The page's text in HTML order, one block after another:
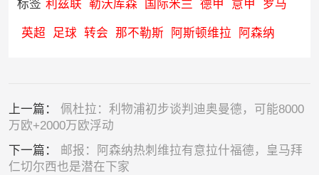
标签 利兹联 勒沃库森 国际米兰 德甲 意甲 罗马
英超 足球 转会 那不勒斯 阿斯顿维拉 阿森纳
上一篇： 佩杜拉：利物浦初步谈判迪奥曼德，可能8000
万欧+2000万欧浮动
下一篇： 邮报：阿森纳热刺维拉有意拉什福德，皇马拜
仁切尔西也是潜在下家